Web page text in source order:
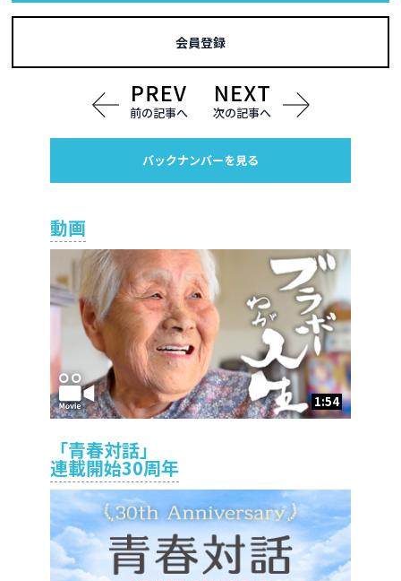
会員登録
前の記事へ 次の記事へ
バックナンバーを見る
動画
1:54
「青春対話」
連載開始30周年